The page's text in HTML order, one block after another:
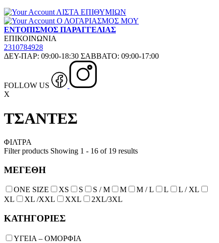
ΛΙΣΤΑ ΕΠΙΘΥΜΙΩΝ
Ο ΛΟΓΑΡΙΑΣΜΟΣ ΜΟΥ
ΕΝΤΟΠΙΣΜΟΣ ΠΑΡΑΓΓΕΛΙΑΣ
ΕΠΙΚΟΙΝΩΝΙΑ
2310784928
ΔΕΥ-ΠΑΡ: 09:00-18:30 ΣΑΒΒΑΤΟ: 09:00-17:00
FOLLOW US
X
ΤΣΑΝΤΕΣ
ΦΙΛΤΡΑ
Filter products Showing 1 - 16 of 19 results
ΜΕΓΕΘΗ
ONE SIZE XS S S / M Μ M / L L
L / XL
XL
XL /XXL XXL 2XL/3XL
ΚΑΤΗΓΟΡΙΕΣ
ΥΓΕΙΑ – ΟΜΟΡΦΙΑ